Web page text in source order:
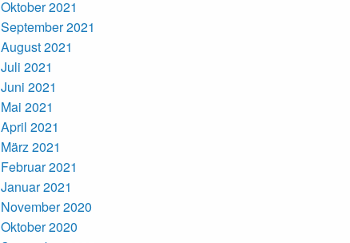
Oktober 2021
September 2021
August 2021
Juli 2021
Juni 2021
Mai 2021
April 2021
März 2021
Februar 2021
Januar 2021
November 2020
Oktober 2020